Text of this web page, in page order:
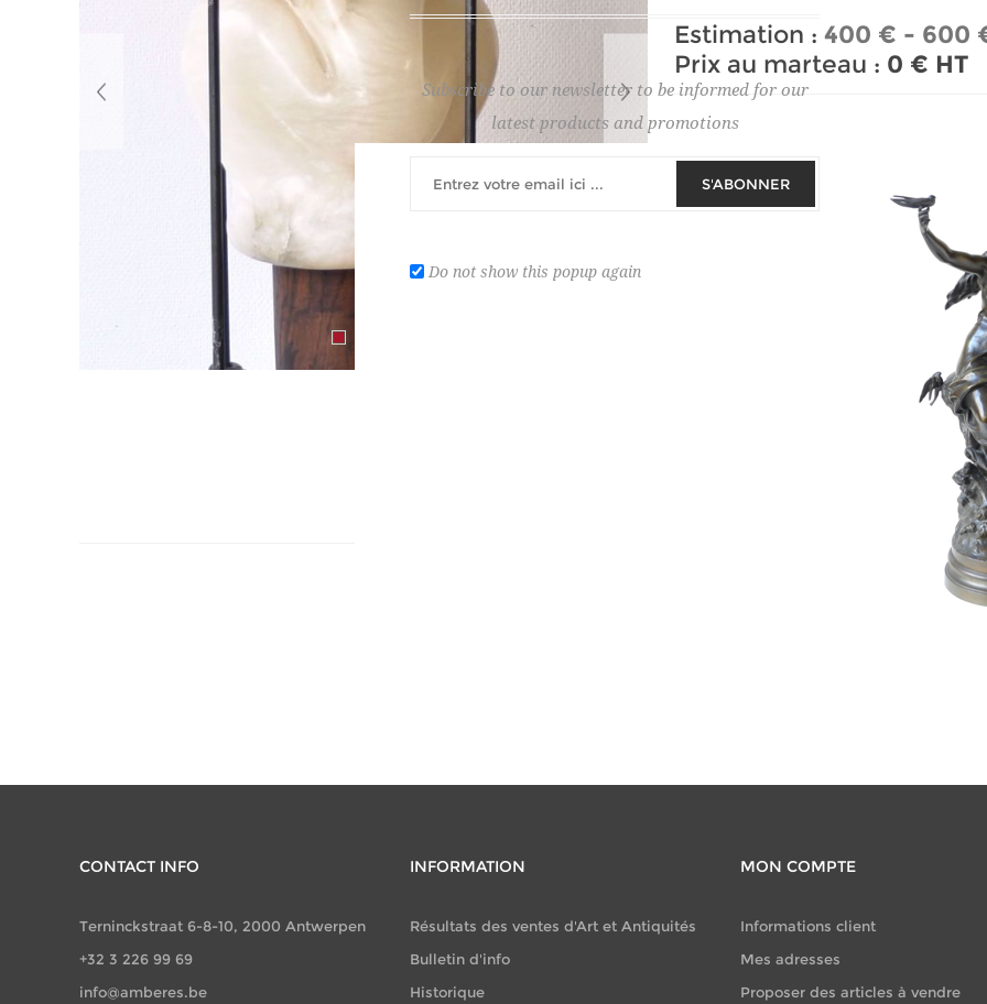
Estimation : 400 € - 600
Prix au marteau : 0 € HT
CONTACT INFO
Terninckstraat 6-8-10, 2000 Antwerpen
+32 3 226 99 69
info@amberes.be
INFORMATION
Résultats des ventes d'Art et Antiquités
Bulletin d'info
Historique
MON COMPTE
Informations client
Mes adresses
Proposer des articles à vendre
Subscribe to our newsletter to be informed for our
latest products and promotions
S'ABONNER
Do not show this popup again